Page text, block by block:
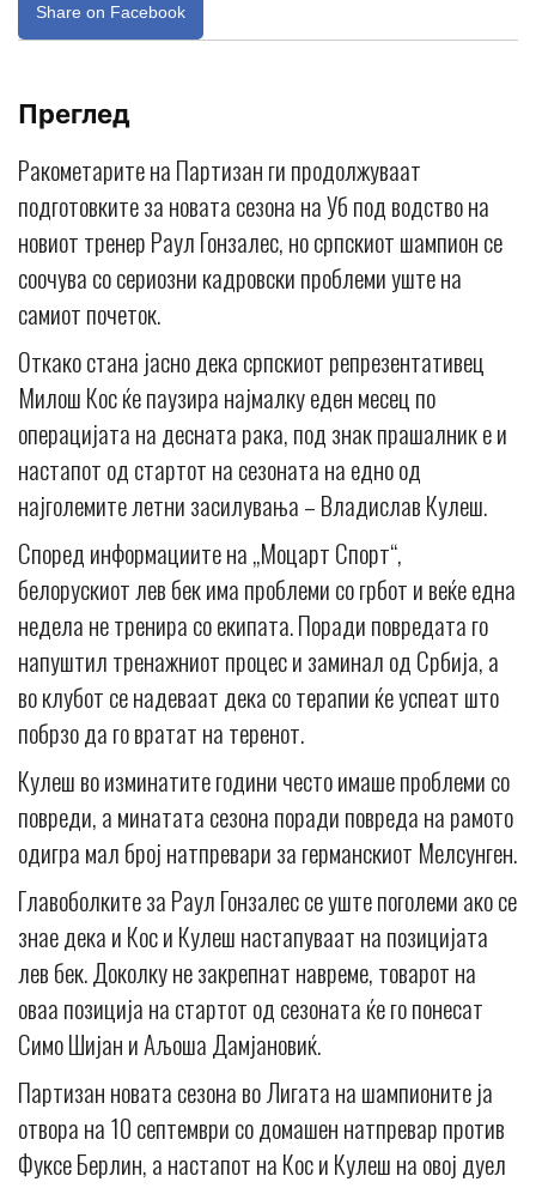
Share on Facebook
Преглед
Ракометарите на Партизан ги продолжуваат
подготовките за новата сезона на Уб под водство на
новиот тренер Раул Гонзалес, но српскиот шампион се
соочува со сериозни кадровски проблеми уште на
самиот почеток.
Откако стана јасно дека српскиот репрезентативец
Милош Кос ќе паузира најмалку еден месец по
операцијата на десната рака, под знак прашалник е и
настапот од стартот на сезоната на едно од
најголемите летни засилувања – Владислав Кулеш.
Според информациите на „Моцарт Спорт“,
белорускиот лев бек има проблеми со грбот и веќе една
недела не тренира со екипата. Поради повредата го
напуштил тренажниот процес и заминал од Србија, а
во клубот се надеваат дека со терапии ќе успеат што
побрзо да го вратат на теренот.
Кулеш во изминатите години често имаше проблеми со
повреди, а минатата сезона поради повреда на рамото
одигра мал број натпревари за германскиот Мелсунген.
Главоболките за Раул Гонзалес се уште поголеми ако се
знае дека и Кос и Кулеш настапуваат на позицијата
лев бек. Доколку не закрепнат навреме, товарот на
оваа позиција на стартот од сезоната ќе го понесат
Симо Шијан и Аљоша Дамјановиќ.
Партизан новата сезона во Лигата на шампионите ја
отвора на 10 септември со домашен натпревар против
Фуксе Берлин, а настапот на Кос и Кулеш на овој дуел